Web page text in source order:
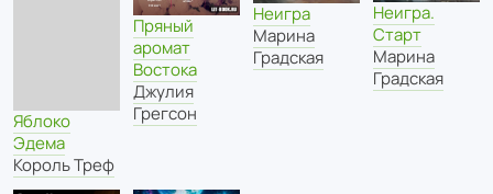
Яблоко
Эдема
Король Треф
Пряный
аромат
Востока
Джулия
Грегсон
Неигра
Марина
Градская
Неигра.
Старт
Марина
Градская